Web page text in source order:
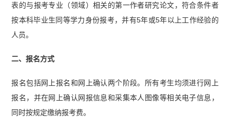
表的与报考专业（领域）相关的第一作者研究论文，符合条件者
按本科毕业生同等学力身份报考，并有5年或5年以上工作经验的
人员。
二、报名方式
报名包括网上报名和网上确认两个阶段。所有考生均须进行网上
报名，并在网上确认网报信息和采集本人图像等相关电子信息，
同时按规定缴纳报考费。